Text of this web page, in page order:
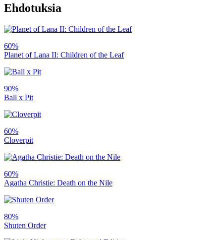
Ehdotuksia
60%
Planet of Lana II: Children of the Leaf
90%
Ball x Pit
60%
Cloverpit
60%
Agatha Christie: Death on the Nile
80%
Shuten Order